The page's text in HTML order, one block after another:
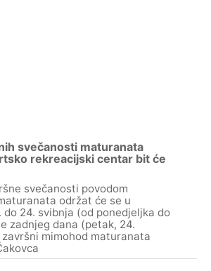
svečanosti maturanata
rekreacijski centar bit će
svečanosti povodom
održat će se u
do 24. svibnja (od ponedjeljka do
zadnjeg dana (petak, 24.
mimohod maturanata